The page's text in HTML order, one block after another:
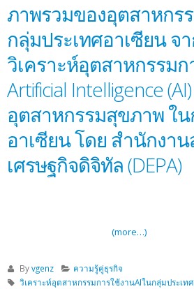
ภาพรวมของอุตสาหกร
กลุ่มประเทศอาเซียน จ
วิเคราะห์อุตสาหกรรม
Artificial Intelligence
อุตสาหกรรมสุขภาพ ใ
อาเซียน โดย สำนักงาน
เศรษฐกิจดิจิทัล (DEPA)
(more…)
Byvgenz
ความรู้คู่ธุรกิจ
วิเคราะห์อุตสาหกรรมการใช้งานAIในกลุ่มประเท